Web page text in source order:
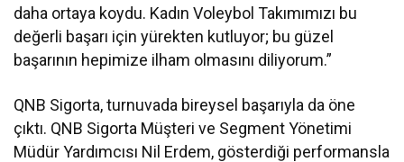
daha ortaya koydu. Kadın Voleybol Takımımızı bu
değerli başarı için yürekten kutluyor; bu güzel
başarının hepimize ilham olmasını diliyorum.”
QNB Sigorta, turnuvada bireysel başarıyla da öne
çıktı. QNB Sigorta Müşteri ve Segment Yönetimi
Müdür Yardımcısı Nil Erdem, gösterdiği performansla